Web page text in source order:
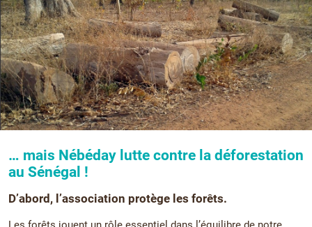
… mais Nébéday lutte contre la déforestation
au Sénégal !
D’abord, l’association protège les forêts.